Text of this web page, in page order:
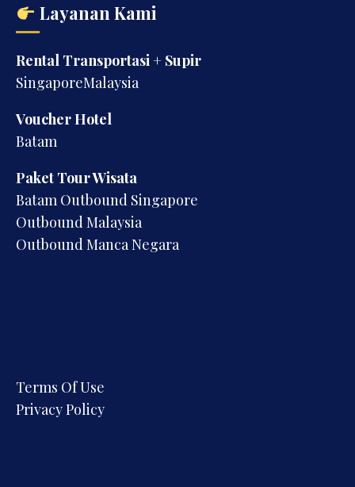
Layanan Kami
Rental Transportasi + Supir
SingaporeMalaysia
Voucher Hotel
Batam
Paket Tour Wisata
Batam Outbound Singapore
Outbound Malaysia
Outbound Manca Negara
Terms Of Use
Privacy Policy